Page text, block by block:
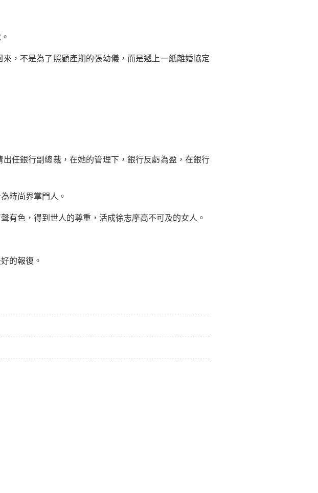
不是為了照顧產期的張幼儀，而是遞上一紙離婚協定
銀行副總裁，在她的管理下，銀行反虧為盈，在銀行
時尚界掌門人。
色，得到世人的尊重，活成徐志摩高不可及的女人。
的報復。